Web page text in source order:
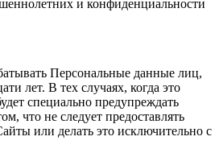
и конфиденциальности
Персональные данные лиц,
лет. В тех случаях, когда это
специально предупреждать
что не следует предоставлять
или делать это исключительно с